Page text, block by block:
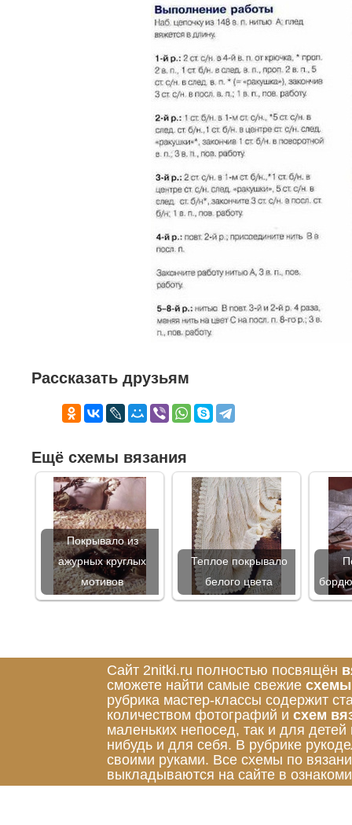
Рассказать друзьям
Ещё схемы вязания
Покрывало из
ажурных круглых
мотивов
Теплое покрывало
белого цвета
Сайт 2nitki.ru полностью посвящён
сможете найти самые свежие схемы
рубрика мастер-классы содержит
количеством фотографий и схем
маленьких непосед, так и для
нибудь и для себя. В рубрике
своими руками. Все схемы по
выкладываются на сайте в